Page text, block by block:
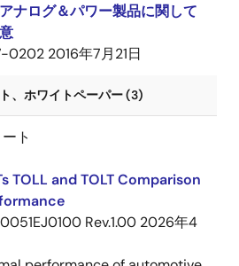
ナログ＆パワー製品に関して
0202 2016年7月21日
、ホワイトペーパー (3)
ト
TOLL and TOLT Comparison
Rev.1.00 2026年4